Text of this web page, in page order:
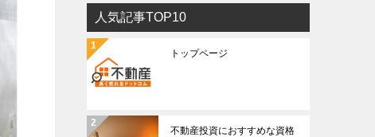
人気記事TOP10
トップページ
不動産投資におすすめな資格